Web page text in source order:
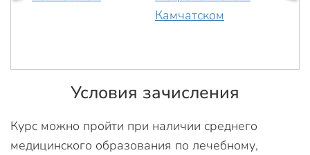
Условия зачисления
Курс можно пройти при наличии среднего
медицинского образования по лечебному,